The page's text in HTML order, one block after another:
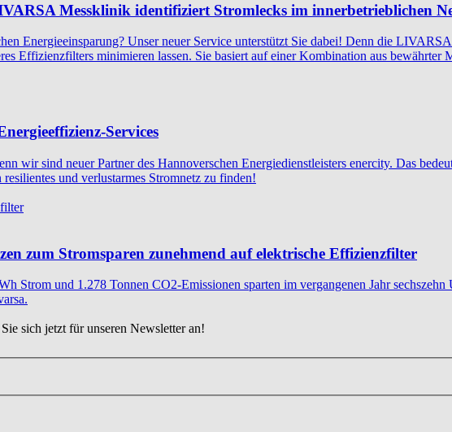
Messklinik identifiziert Stromlecks im innerbetrieblichen
Energieeinsparung? Unser neuer Service unterstützt Sie dabei! Denn die
Effizienzfilters minimieren lassen. Sie basiert auf einer Kombination aus
Services
wir sind neuer Partner des Hannoverschen Energiedienstleisters enercity. Das
und verlustarmes Stromnetz zu finden!
zum Stromsparen zunehmend auf elektrische Effizienzfilter
Strom und 1.278 Tonnen CO2-Emissionen sparten im vergangenen Jahr
sich jetzt für unseren Newsletter an!